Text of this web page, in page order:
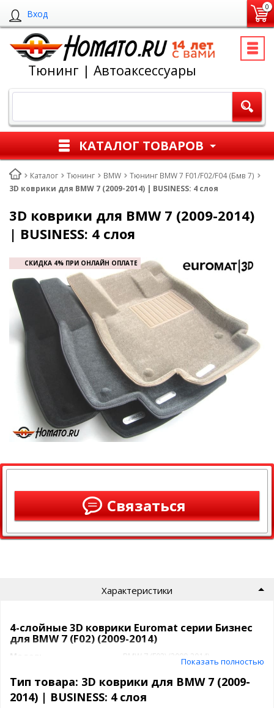
Вход
0
Тюнинг | Автоаксессуары
КАТАЛОГ ТОВАРОВ
Каталог Тюнинг BMW
Тюнинг BMW 7 F01/F02/F04 (Бмв 7)
3D коврики для BMW 7 (2009-2014) | BUSINESS: 4 слоя
3D коврики для BMW 7 (2009-2014)
| BUSINESS: 4 слоя
СКИДКА 4% ПРИ ОНЛАЙН ОПЛАТЕ
Связаться
Характеристики
4-слойные 3D коврики Euromat серии Бизнес
для BMW 7 (F02) (2009-2014)
Модель
BMW 7 (F02) (2009-2014)
Класс
BUSINESS: 4 слоя
Задний ряд
с перемычкой
Подпятник
термопластик
Показать полностью
Тип товара: 3D коврики для BMW 7 (2009-
2014) | BUSINESS: 4 слоя